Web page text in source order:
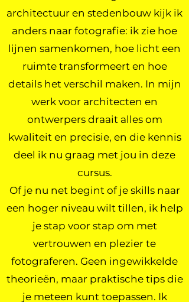
architectuur en stedenbouw kijk ik
anders naar fotografie: ik zie hoe
lijnen samenkomen, hoe licht een
ruimte transformeert en hoe
details het verschil maken. In mijn
werk voor architecten en
ontwerpers draait alles om
kwaliteit en precisie, en die kennis
deel ik nu graag met jou in deze
cursus.
Of je nu net begint of je skills naar
een hoger niveau wilt tillen, ik help
je stap voor stap om met
vertrouwen en plezier te
fotograferen. Geen ingewikkelde
theorieën, maar praktische tips die
je meteen kunt toepassen. Ik